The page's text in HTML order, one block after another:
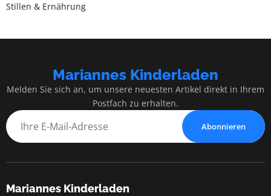
Stillen & Ernährung
Mariannes Kinderladen
Melden Sie sich an, um unsere neuesten Artikel direkt in Ihrem
Postfach zu erhalten.
Abonnieren
Mariannes Kinderladen